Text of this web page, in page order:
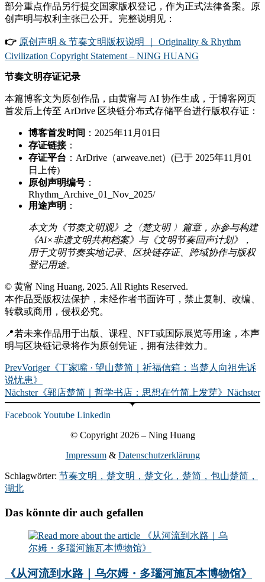
部分重点作品另行提交国家版权登记，作为正式法律备案。原
创声明与权利主张已公开。完整说明见：
👉 原创声明 & 节奏文明版权说明 ｜ Originality & Rhythm
Civilization Copyright Statement – NING HUANG
节奏文明存证记录
本篇博客文为原创作品，由黄甯与 AI 协作生成，于博客网页
首发后上传至 ArDrive 区块链分布式存储平台进行版权存证：
博客首发时间 ：2025年11月01日
存证链接：
存证平台 ：ArDrive（arweave.net）(已于 2025年11月01
日上传)
原创声明编号 ：
Rhythm_Archive_01_Nov_2025/
用途声明 ：
本文为《节奏文明观》之〈楚文明 〉篇章，亦参与构建
《AI×非遗文明共构档案》与《文明节奏回声计划》，
用于文明节奏实地记录、区块链存证、跨域协作与版权
登记用途。
© 黄甯 Ning Huang, 2025. All Rights Reserved.
本作品受版权法保护，未经作者书面许可，禁止复制、改编、
转载或商用，侵权必究。
📍若未来作品用于出版、课程、NFT或国际展览等用途，本声
明与区块链记录将作为原创凭证，拥有法律效力。
PrevVoriger《丁家嘴 · 望山楚简｜祈福信箱：当楚人向祖先诉
说忧患》
Nächster《郭店楚简｜哲学书店：思想在竹简上发芽》 Nächster
FacebookYoutube Linkedin
© Copyright 2026 – Ning Huang
Impressum& Datenschutzerklärung
Schlagwörter: 节奏文明，楚文明，楚文化，楚简，包山楚简，
湖北
Das könnte dir auch gefallen
《从河流到水路｜乌尔姆・多瑙河施瓦本博物馆》